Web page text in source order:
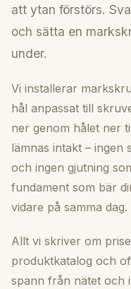
att ytan förstörs.
och sätta en
under.
Vi installerar
hål anpassat till
ner genom hålet ner
lämnas intakt – ingen
och ingen gjutning
fundament som bär
vidare på samma dag.
Allt vi skriver om
produktkatalog och
spann från nätet och